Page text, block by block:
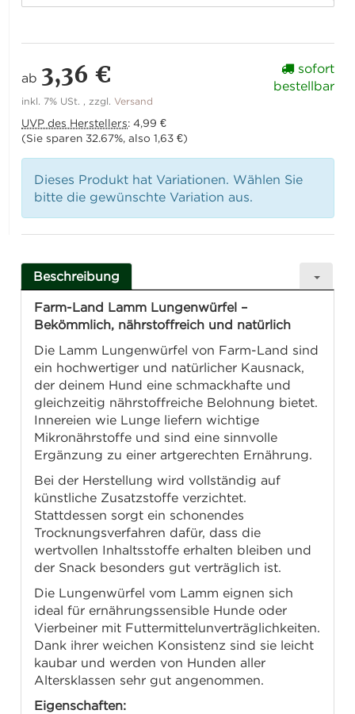
ab 3,36 €
inkl. 7% USt. , zzgl.Versand
UVP des Herstellers:4,99 €
(Sie sparen 32.67%, also1,63 €)
sofort
bestellbar
Dieses Produkt hat Variationen. Wählen Sie
bitte die gewünschte Variation aus.
Beschreibung
Farm-Land Lamm Lungenwürfel –
Bekömmlich, nährstoffreich und natürlich
Die Lamm Lungenwürfel von Farm-Land sind
ein hochwertiger und natürlicher Kausnack,
der deinem Hund eine schmackhafte und
gleichzeitig nährstoffreiche Belohnung bietet.
Innereien wie Lunge liefern wichtige
Mikronährstoffe und sind eine sinnvolle
Ergänzung zu einer artgerechten Ernährung.
Bei der Herstellung wird vollständig auf
künstliche Zusatzstoffe verzichtet.
Stattdessen sorgt ein schonendes
Trocknungsverfahren dafür, dass die
wertvollen Inhaltsstoffe erhalten bleiben und
der Snack besonders gut verträglich ist.
Die Lungenwürfel vom Lamm eignen sich
ideal für ernährungssensible Hunde oder
Vierbeiner mit Futtermittelunverträglichkeiten.
Dank ihrer weichen Konsistenz sind sie leicht
kaubar und werden von Hunden aller
Altersklassen sehr gut angenommen.
Eigenschaften: